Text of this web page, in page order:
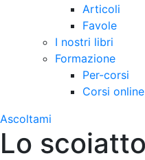
Articoli
Favole
I nostri libri
Formazione
Per-corsi
Corsi online
Ascoltami
Lo